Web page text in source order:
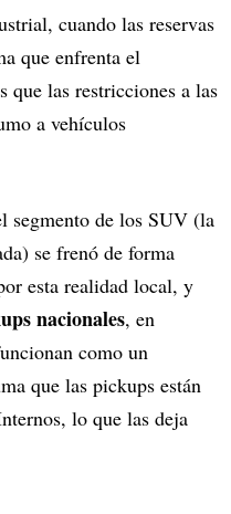
cuando las reservas
que enfrenta el
que las restricciones a las
a vehículos
segmento de los SUV (la
se frenó de forma
esta realidad local, y
nacionales, en
como un
que las pickups están
lo que las deja